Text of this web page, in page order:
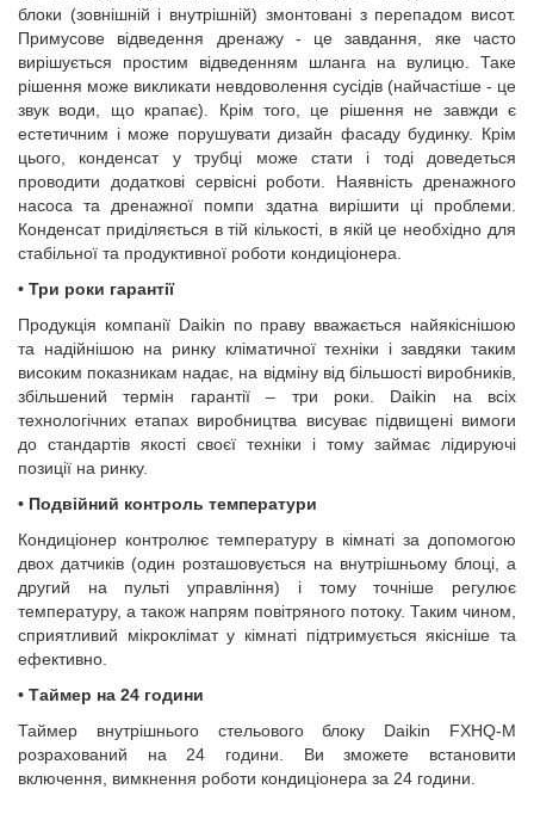
блоки (зовнішній і внутрішній) змонтовані з перепадом висот.
Примусове відведення дренажу - це завдання, яке часто
вирішується простим відведенням шланга на вулицю. Таке
рішення може викликати невдоволення сусідів (найчастіше - це
звук води, що крапає). Крім того, це рішення не завжди є
естетичним і може порушувати дизайн фасаду будинку. Крім
цього, конденсат у трубці може стати і тоді доведеться
проводити додаткові сервісні роботи. Наявність дренажного
насоса та дренажної помпи здатна вирішити ці проблеми.
Конденсат приділяється в тій кількості, в якій це необхідно для
стабільної та продуктивної роботи кондиціонера.
• Три роки гарантії
Продукція компанії Daikin по праву вважається найякіснішою
та надійнішою на ринку кліматичної техніки і завдяки таким
високим показникам надає, на відміну від більшості виробників,
збільшений термін гарантії – три роки. Daikin на всіх
технологічних етапах виробництва висуває підвищені вимоги
до стандартів якості своєї техніки і тому займає лідируючі
позиції на ринку.
• Подвійний контроль температури
Кондиціонер контролює температуру в кімнаті за допомогою
двох датчиків (один розташовується на внутрішньому блоці, а
другий на пульті управління) і тому точніше регулює
температуру, а також напрям повітряного потоку. Таким чином,
сприятливий мікроклімат у кімнаті підтримується якісніше та
ефективно.
• Таймер на 24 години
Таймер внутрішнього стельового блоку Daikin FXHQ-M
розрахований на 24 години. Ви зможете встановити
включення, вимкнення роботи кондиціонера за 24 години.